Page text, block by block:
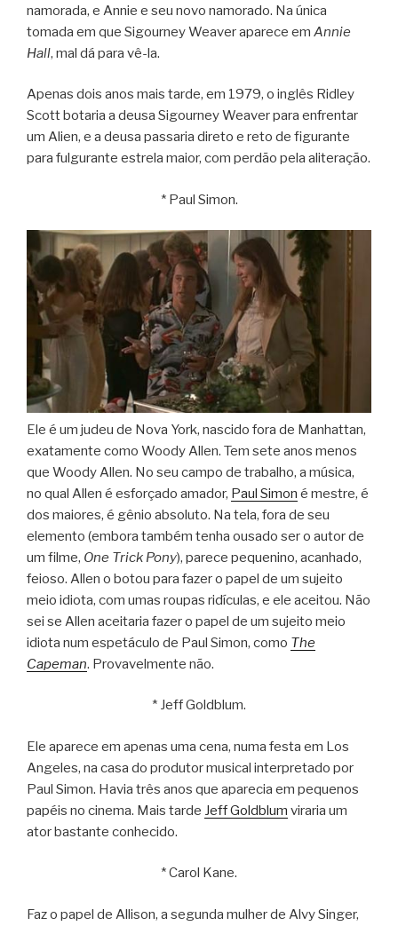
namorada, e Annie e seu novo namorado. Na única
tomada em que Sigourney Weaver aparece em Annie
Hall, mal dá para vê-la.
Apenas dois anos mais tarde, em 1979, o inglês Ridley
Scott botaria a deusa Sigourney Weaver para enfrentar
um Alien, e a deusa passaria direto e reto de figurante
para fulgurante estrela maior, com perdão pela aliteração.
* Paul Simon.
Ele é um judeu de Nova York, nascido fora de Manhattan,
exatamente como Woody Allen. Tem sete anos menos
que Woody Allen. No seu campo de trabalho, a música,
no qual Allen é esforçado amador, Paul Simon é mestre, é
dos maiores, é gênio absoluto. Na tela, fora de seu
elemento (embora também tenha ousado ser o autor de
um filme, One Trick Pony), parece pequenino, acanhado,
feioso. Allen o botou para fazer o papel de um sujeito
meio idiota, com umas roupas ridículas, e ele aceitou. Não
sei se Allen aceitaria fazer o papel de um sujeito meio
idiota num espetáculo de Paul Simon, como The
Capeman. Provavelmente não.
* Jeff Goldblum.
Ele aparece em apenas uma cena, numa festa em Los
Angeles, na casa do produtor musical interpretado por
Paul Simon. Havia três anos que aparecia em pequenos
papéis no cinema. Mais tarde Jeff Goldblum viraria um
ator bastante conhecido.
* Carol Kane.
Faz o papel de Allison, a segunda mulher de Alvy Singer,